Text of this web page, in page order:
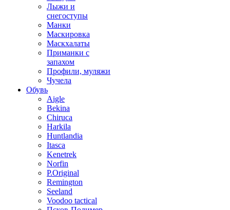
Лыжи и
снегоступы
Манки
Маскировка
Маскхалаты
Приманки с
запахом
Профили, муляжи
Чучела
Обувь
Aigle
Bekina
Chiruсa
Harkila
Huntlandia
Itasca
Kenetrek
Norfin
P.Original
Remington
Seeland
Voodoo tactical